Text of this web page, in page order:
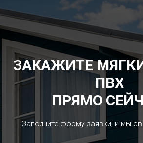
ЗАКАЖИТЕ
ПВХ
ПРЯМО
Заполните форму заявки, и мы